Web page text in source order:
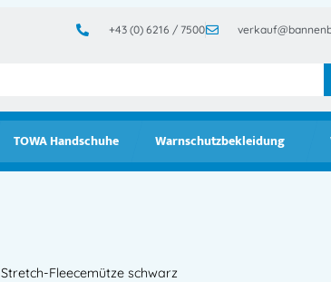
+43 (0) 6216 / 7500
TOWA Handschuhe Warnschutzbekleidung
Fleecemütze schwarz